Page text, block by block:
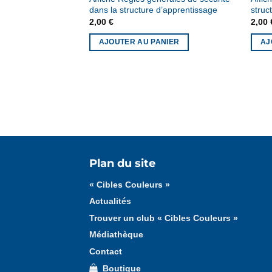
dans la structure d’apprentissage
2,00 €
AJOUTER AU PANIER
2,00
Plan du site
« Cibles Couleurs »
Actualités
Trouver un club « Cibles Couleurs »
Médiathèque
Contact
Boutique